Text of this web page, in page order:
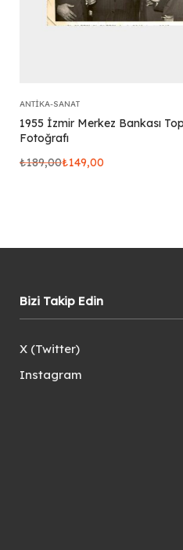
ANTIKA-SANAT
1955 İzmir Merkez Bankası
Fotoğrafı
₺189,00₺149,00
Bizi Takip Edin
X (Twitter)
Instagram